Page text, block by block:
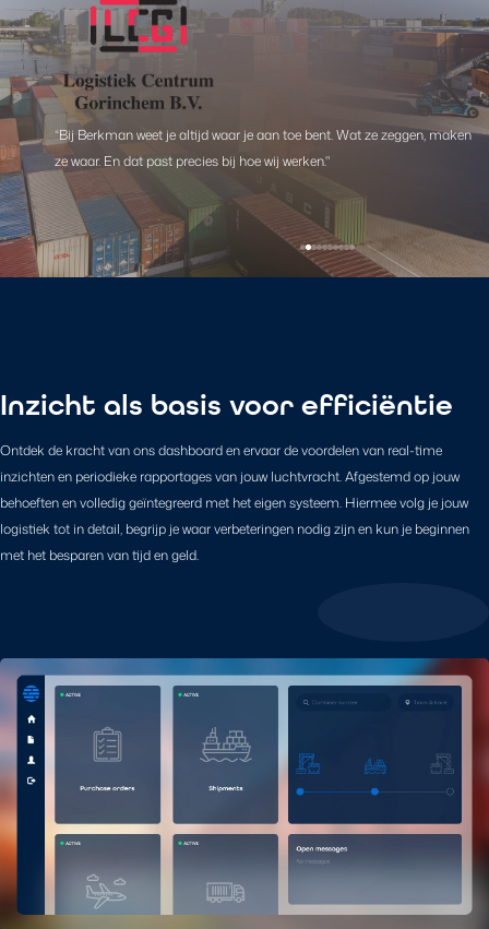
Onderdeel van:
“Na een zoektocht met andere partijen die gekenmerkt werd door
slechte communicatie en weinig betrokkenheid, was werken met
Berkman een verademing."
“Bij Berkman weet je altijd waar je aan toe bent. Wat ze zeggen, maken
ze waar. En dat past precies bij hoe wij werken."
“Berkman levert geen standaard one-size-fits-all-oplossing. Ze
denken met je mee, passen zich aan waar nodig en staan altijd klaar."
“Berkman doet geen half werk."
“Ze zoeken altijd naar oplossingen en laten hun partners nooit in de
steek."
“Bij Berkman Forwarding ben je géén nummertje"
“Goed contact en service zijn voor ons het belangrijkste"
“Altijd proactief, nooit opdringerig"
“Bij Berkman weet ik dat die extra stap altijd gezet zal worden."
“Berkman Forwarding kunnen wij aan iedereen aanraden!"
Inzicht als basis voor efficiëntie
Ontdek de kracht van ons dashboard en ervaar de voordelen van real-time
inzichten en periodieke rapportages van jouw luchtvracht. Afgestemd op jouw
behoeften en volledig geïntegreerd met het eigen systeem. Hiermee volg je jouw
logistiek tot in detail, begrijp je waar verbeteringen nodig zijn en kun je beginnen
met het besparen van tijd en geld.